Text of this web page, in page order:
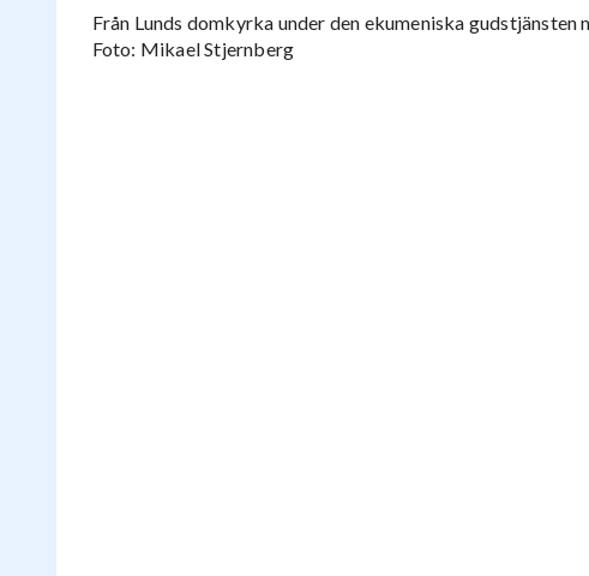
Från Lunds domkyrka under den ekumeniska gudstjänsten
Foto: Mikael Stjernberg